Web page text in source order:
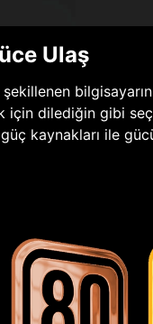
Ulaş
için dilediğin gibi
kaynakları ile